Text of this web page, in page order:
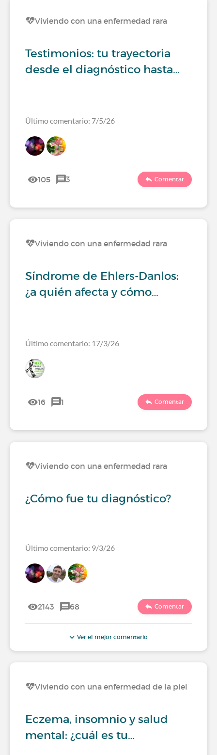
Viviendo con una enfermedad rara
Testimonios: tu trayectoria
desde el diagnóstico hasta…
Último comentario: 7/5/26
105 3 Comentar
Viviendo con una enfermedad rara
Síndrome de Ehlers-Danlos:
¿a quién afecta y cómo…
Último comentario: 17/3/26
16 1 Comentar
Viviendo con una enfermedad rara
¿Cómo fue tu diagnóstico?
Último comentario: 9/3/26
2143 68 Comentar
Ver el mejor comentario
Viviendo con una enfermedad de la piel
Eczema, insomnio y salud
mental: ¿cuál es tu…